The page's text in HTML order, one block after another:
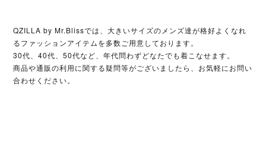
QZILLA by Mr.Blissでは、大きいサイズのメンズ達が格好よくなれ
るファッションアイテムを多数ご用意しております。
30代、40代、50代など、年代問わずどなたでも着こなせます。
商品や通販の利用に関する疑問等がございましたら、お気軽にお問い
合わせください。